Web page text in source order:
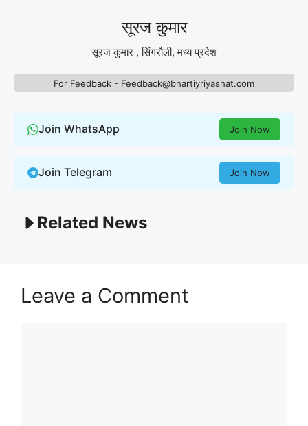
सूरज कुमार
सूरज कुमार , सिंगरौली, मध्य प्रदेश
For Feedback - Feedback@bhartiyriyashat.com
Join WhatsApp Join Now
Join Telegram Join Now
Related News
Leave a Comment